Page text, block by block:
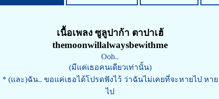
เนื้อเพลง ซูลูปาก้า ตาปาเฮ้
themoonwillalwaysbewithme
Ooh..
(มีแค่เธอคนเดียวเท่านั้น)
* (และ)ฉัน.. ขอแค่เธอได้โปรดฟังไว้ ว่าฉันไม่เคยที่จะหายไป หาย
ไป